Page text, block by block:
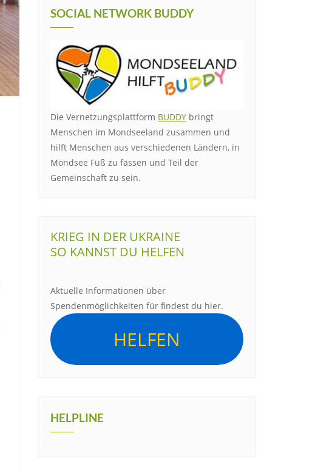
SOCIAL NETWORK BUDDY
Die Vernetzungsplattform BUDDY bringt
Menschen im Mondseeland zusammen und
hilft Menschen aus verschiedenen Ländern, in
Mondsee Fuß zu fassen und Teil der
Gemeinschaft zu sein.
KRIEG IN DER UKRAINE
SO KANNST DU HELFEN
Aktuelle Informationen über
Spendenmöglichkeiten für findest du hier.
HELFEN
HELPLINE